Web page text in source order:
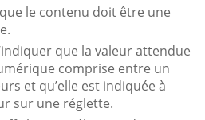
le contenu doit être une
que la valeur attendue
comprise entre un
et qu’elle est indiquée à
sur une réglette.